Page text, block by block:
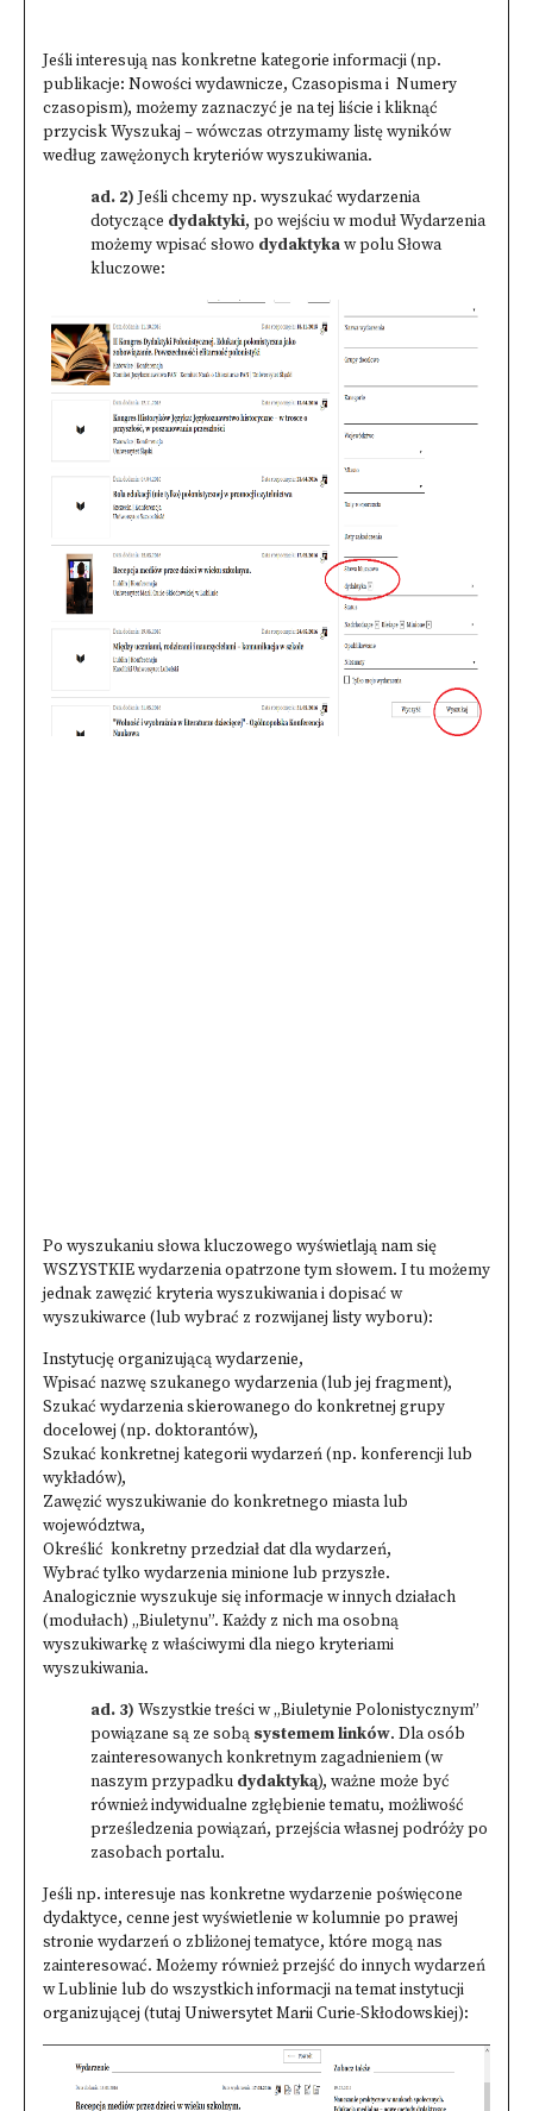
Jeśli interesują nas konkretne kategorie informacji (np.
publikacje: Nowości wydawnicze, Czasopisma i Numery
czasopism), możemy zaznaczyć je na tej liście i kliknąć
przycisk Wyszukaj – wówczas otrzymamy listę wyników
według zawężonych kryteriów wyszukiwania.
ad. 2) Jeśli chcemy np. wyszukać wydarzenia
dotyczące dydaktyki, po wejściu w moduł Wydarzenia
możemy wpisać słowo dydaktykaw polu Słowa
kluczowe:
Po wyszukaniu słowa kluczowego wyświetlają nam się
WSZYSTKIE wydarzenia opatrzone tym słowem. I tu możemy
jednak zawęzić kryteria wyszukiwania i dopisać w
wyszukiwarce (lub wybrać z rozwijanej listy wyboru):
Instytucję organizującą wydarzenie,
Wpisać nazwę szukanego wydarzenia (lub jej fragment),
Szukać wydarzenia skierowanego do konkretnej grupy
docelowej (np. doktorantów),
Szukać konkretnej kategorii wydarzeń (np. konferencji lub
wykładów),
Zawęzić wyszukiwanie do konkretnego miasta lub
województwa,
Określić konkretny przedział dat dla wydarzeń,
Wybrać tylko wydarzenia minione lub przyszłe.
Analogicznie wyszukuje się informacje w innych działach
(modułach) „Biuletynu”. Każdy z nich ma osobną
wyszukiwarkę z właściwymi dla niego kryteriami
wyszukiwania.
ad. 3) Wszystkie treści w „Biuletynie Polonistycznym”
powiązane są ze sobą systemem linków. Dla osób
zainteresowanych konkretnym zagadnieniem (w
naszym przypadku dydaktyką), ważne może być
również indywidualne zgłębienie tematu, możliwość
prześledzenia powiązań, przejścia własnej podróży po
zasobach portalu.
Jeśli np. interesuje nas konkretne wydarzenie poświęcone
dydaktyce, cenne jest wyświetlenie w kolumnie po prawej
stronie wydarzeń o zbliżonej tematyce, które mogą nas
zainteresować. Możemy również przejść do innych wydarzeń
w Lublinie lub do wszystkich informacji na temat instytucji
organizującej (tutaj Uniwersytet Marii Curie-Skłodowskiej):